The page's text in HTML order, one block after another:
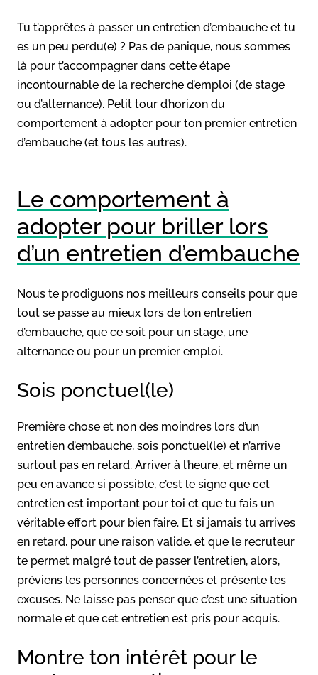
Tu t’apprêtes à passer un entretien d’embauche et tu
es un peu perdu(e) ? Pas de panique, nous sommes
là pour t’accompagner dans cette étape
incontournable de la recherche d’emploi (de stage
ou d’alternance). Petit tour d’horizon du
comportement à adopter pour ton premier entretien
d’embauche (et tous les autres).
Le comportement à
adopter pour briller lors
d’un entretien d’embauche
Nous te prodiguons nos meilleurs conseils pour que
tout se passe au mieux lors de ton entretien
d’embauche, que ce soit pour un stage, une
alternance ou pour un premier emploi.
Sois ponctuel(le)
Première chose et non des moindres lors d’un
entretien d’embauche, sois ponctuel(le) et n’arrive
surtout pas en retard. Arriver à l’heure, et même un
peu en avance si possible, c’est le signe que cet
entretien est important pour toi et que tu fais un
véritable effort pour bien faire. Et si jamais tu arrives
en retard, pour une raison valide, et que le recruteur
te permet malgré tout de passer l’entretien, alors,
préviens les personnes concernées et présente tes
excuses. Ne laisse pas penser que c’est une situation
normale et que cet entretien est pris pour acquis.
Montre ton intérêt pour le